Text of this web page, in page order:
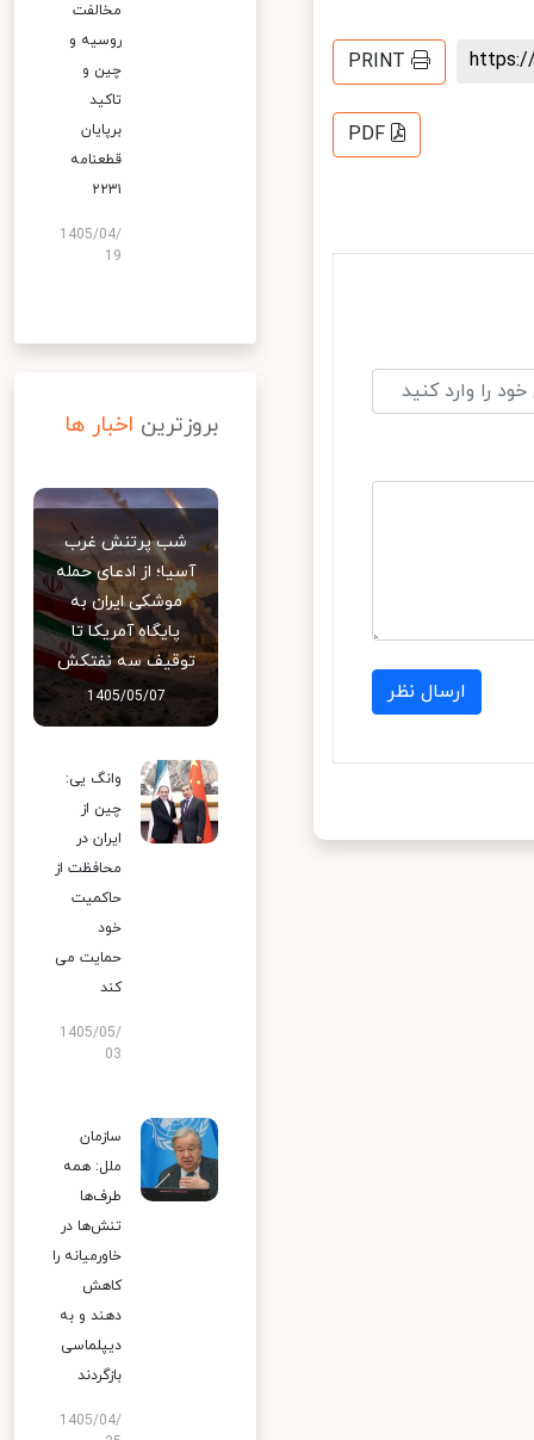
PRINT
PDF
ارسال نظر
مخالفت
روسیه و
چین و
تاکید
برپایان
قطعنامه
۲۲۳۱
1405/04/
19
بروزترین اخبار ها
شب پرتنش غرب
آسیا؛ از ادعای حمله
موشکی ایران به
پایگاه آمریکا تا
توقیف سه نفتکش
1405/05/07
وانگ یی:
چین از
ایران در
محافظت از
حاکمیت
خود
حمایت می
کند
1405/05/
03
سازمان
ملل: همه
طرف‌ها
تنش‌ها در
خاورمیانه را
کاهش
دهند و به
دیپلماسی
بازگردند
1405/04/